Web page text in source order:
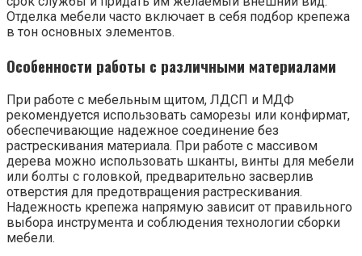
Отделка мебели часто включает в себя подбор крепежа
в тон основных элементов.
Особенности работы с различными материалами
При работе с мебельным щитом, ЛДСП и МДФ
рекомендуется использовать саморезы или конфирмат,
обеспечивающие надежное соединение без
растрескивания материала. При работе с массивом
дерева можно использовать шканты, винты для мебели
или болты с головкой, предварительно засверлив
отверстия для предотвращения растрескивания.
Надежность крепежа напрямую зависит от правильного
выбора инструмента и соблюдения технологии сборки
мебели.